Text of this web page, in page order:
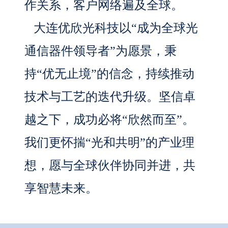
作关系，客户网络遍及全球。
大连优欣光科技以“成为全球光
通信器件领导者”为愿景，秉
持“优无止境”的信念，持续推动
技术与工艺的迭代升级。坚信卓
越之下，成功必将“欣然而至”。
我们更怀揣“光和共明”的产业理
想，愿与全球伙伴协同并进，共
享智慧未来。